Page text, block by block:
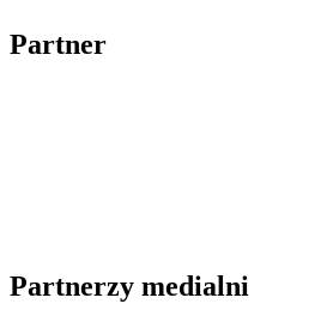
Partner
Partnerzy medialni